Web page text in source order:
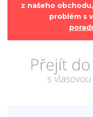
z našeho
problém s